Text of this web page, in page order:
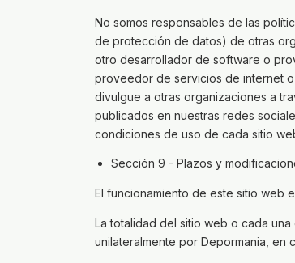
No somos responsables de las
de protección de datos) de otras
otro desarrollador de software o
proveedor de servicios de internet
divulgue a otras organizaciones a
publicados en nuestras redes
condiciones de uso de cada sitio
Sección 9 - Plazos y
El funcionamiento de este sitio web
La totalidad del sitio web o cada
unilateralmente por Depormania, en